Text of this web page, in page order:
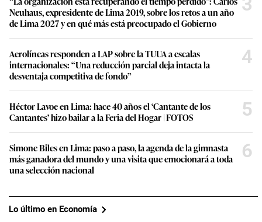
Héctor Lavoe en Lima: hace 40 años el ‘Cantante de los
Cantantes’ hizo bailar a la Feria del Hogar | FOTOS
Simone Biles en Lima: paso a paso, la agenda de la gimnasta
más ganadora del mundo y una visita que emocionará a toda
una selección nacional
6